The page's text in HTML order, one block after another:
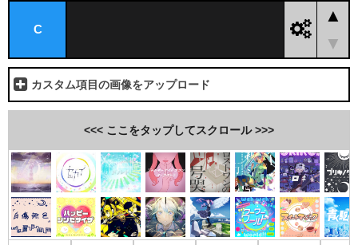
C
▲
▼
カスタム項目の画像をアップロード